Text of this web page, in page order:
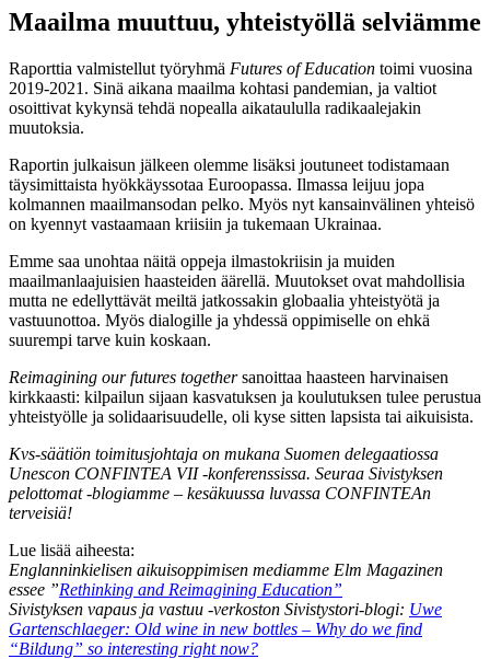
Maailma muuttuu, yhteistyöllä selviämme
Raporttia valmistellut työryhmä Futures of Education toimi vuosina
2019-2021. Sinä aikana maailma kohtasi pandemian, ja valtiot
osoittivat kykynsä tehdä nopealla aikataululla radikaalejakin
muutoksia.
Raportin julkaisun jälkeen olemme lisäksi joutuneet todistamaan
täysimittaista hyökkäyssotaa Euroopassa. Ilmassa leijuu jopa
kolmannen maailmansodan pelko. Myös nyt kansainvälinen yhteisö
on kyennyt vastaamaan kriisiin ja tukemaan Ukrainaa.
Emme saa unohtaa näitä oppeja ilmastokriisin ja muiden
maailmanlaajuisien haasteiden äärellä. Muutokset ovat mahdollisia
mutta ne edellyttävät meiltä jatkossakin globaalia yhteistyötä ja
vastuunottoa. Myös dialogille ja yhdessä oppimiselle on ehkä
suurempi tarve kuin koskaan.
Reimagining our futures togethersanoittaa haasteen harvinaisen
kirkkaasti: kilpailun sijaan kasvatuksen ja koulutuksen tulee perustua
yhteistyölle ja solidaarisuudelle, oli kyse sitten lapsista tai aikuisista.
Kvs-säätiön toimitusjohtaja on mukana Suomen delegaatiossa
Unescon CONFINTEA VII -konferenssissa. Seuraa Sivistyksen
pelottomat -blogiamme – kesäkuussa luvassa CONFINTEAn
terveisiä!
Lue lisää aiheesta:
Englanninkielisen aikuisoppimisen mediamme Elm Magazinen
essee ”Rethinking and Reimagining Education”
Sivistyksen vapaus ja vastuu -verkoston Sivistystori-blogi: Uwe
Gartenschlaeger: Old wine in new bottles – Why do we find
“Bildung” so interesting right now?